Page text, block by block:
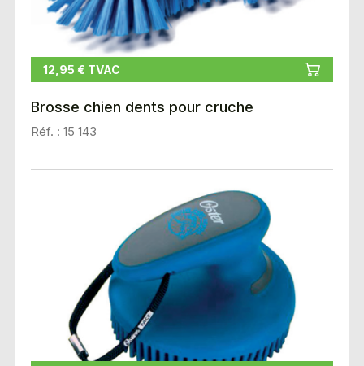
12,95 € TVAC
Brosse chien dents pour cruche
Réf. : 15 143